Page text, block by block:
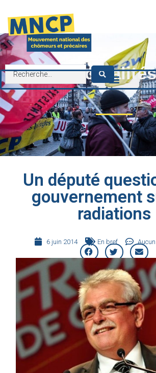
Actualités
Un député
gouvernement
radiations
6 juin 2014 En bref